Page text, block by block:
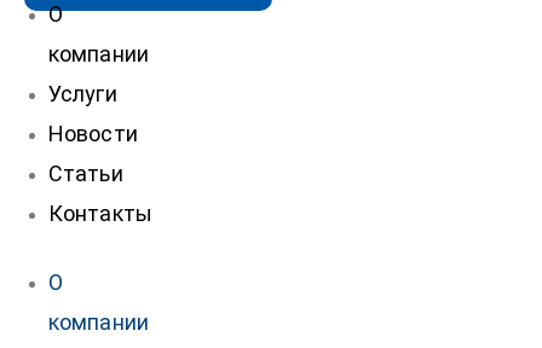
О
компании
Услуги
Новости
Статьи
Контакты
О
компании